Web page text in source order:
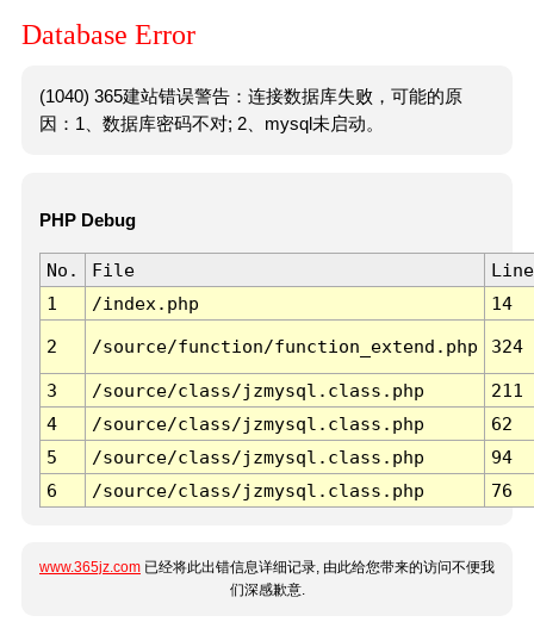
Database Error
(1040) 365建站错误警告：连接数据库失败，可能的原
因：1、数据库密码不对; 2、mysql未启动。
PHP Debug
No. File
Line
1
/index.php 14
2 /source/function/function_extend.php 324
3 /source/class/jzmysql.class.php
211
4
/source/class/jzmysql.class.php
62
5
/source/class/jzmysql.class.php
94
6
/source/class/jzmysql.class.php 76
www.365jz.com 已经将此出错信息详细记录, 由此给您带来的访问不便我
们深感歉意.